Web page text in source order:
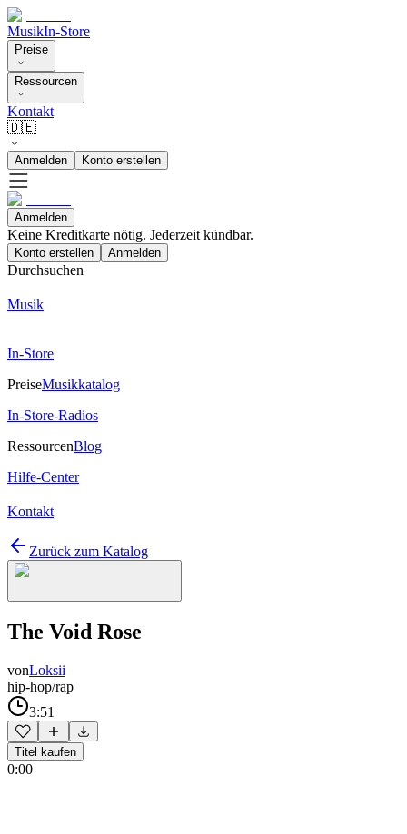
MusikIn-Store
Preise
Ressourcen
Kontakt
🇩🇪
Anmelden Konto erstellen
Anmelden
Keine Kreditkarte nötig. Jederzeit kündbar.
Konto erstellen Anmelden
Durchsuchen
Musik
In-Store
PreiseMusikkatalog
In-Store-Radios
RessourcenBlog
Hilfe-Center
Kontakt
Zurück zum Katalog
The Void Rose
vonLoksii
hip-hop/rap
3:51
Titel kaufen
0:00